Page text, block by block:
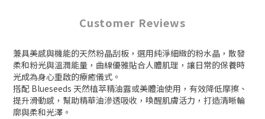
Customer Reviews
兼具美感與機能的天然粉晶刮板，選用純淨細緻的粉水晶，散發
柔和粉光與溫潤能量，曲線優雅貼合人體肌理，讓日常的保養時
光成為身心重啟的療癒儀式。
搭配 Blueseeds 天然植萃精油露或美體油使用，有效降低摩擦、
提升滑動感，幫助精華油滲透吸收，喚醒肌膚活力，打造清晰輪
廓與柔和光澤。